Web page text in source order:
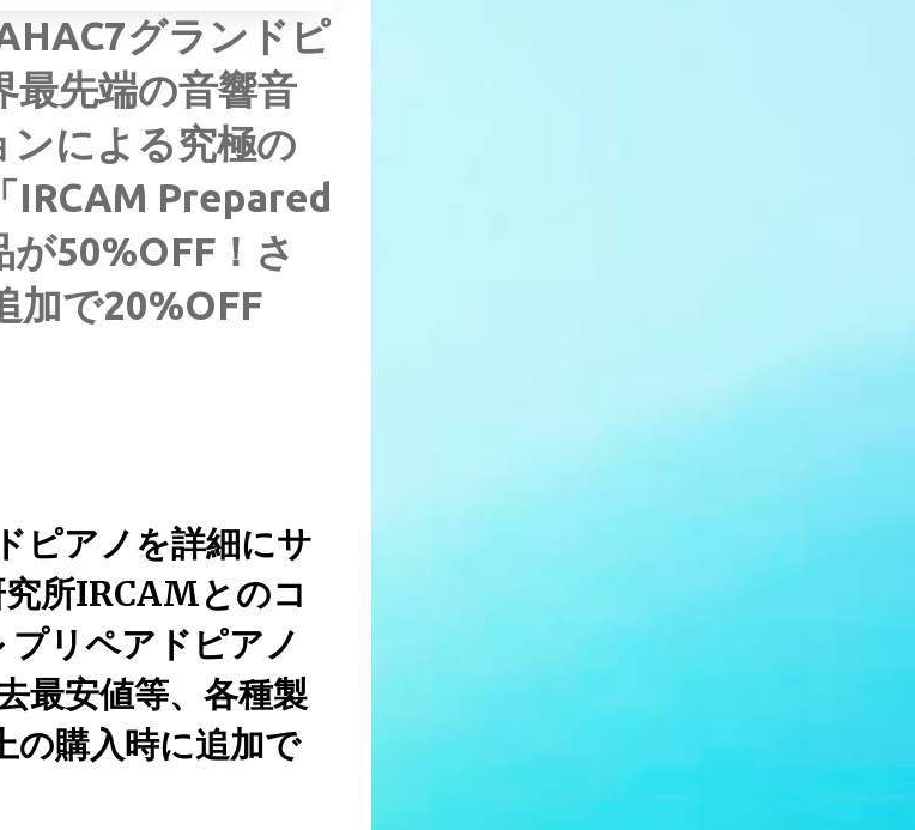
グランドピ
最先端の音響音
による究極の
IRCAM Prepared
50%OFF！さ
加で20%OFF
ピアノを詳細にサ
所IRCAMとのコ
リペアドピアノ
最安値等、各種製
の購入時に追加で